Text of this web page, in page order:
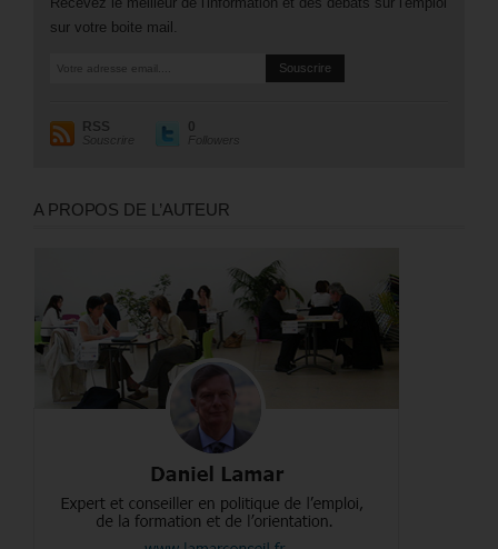
sur votre boite mail.
RSS
Souscrire
0
Followers
A PROPOS DE L’AUTEUR